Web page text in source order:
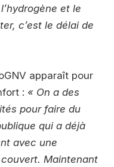
et le
c’est le délai de
apparaît pour
: « On a des
pour faire du
qui a déjà
avec une
Maintenant